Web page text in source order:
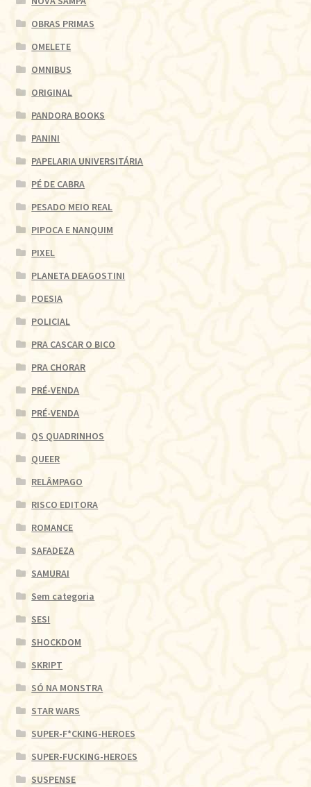
OBRAS PRIMAS
OMELETE
OMNIBUS
ORIGINAL
PANDORA BOOKS
PANINI
PAPELARIA UNIVERSITÁRIA
PÉ DE CABRA
PESADO MEIO REAL
PIPOCA E NANQUIM
PIXEL
PLANETA DEAGOSTINI
POESIA
POLICIAL
PRA CASCAR O BICO
PRA CHORAR
PRÉ-VENDA
PRÉ-VENDA
QS QUADRINHOS
QUEER
RELÂMPAGO
RISCO EDITORA
ROMANCE
SAFADEZA
SAMURAI
Sem categoria
SESI
SHOCKDOM
SKRIPT
SÓ NA MONSTRA
STAR WARS
SUPER-F*CKING-HEROES
SUPER-FUCKING-HEROES
SUSPENSE